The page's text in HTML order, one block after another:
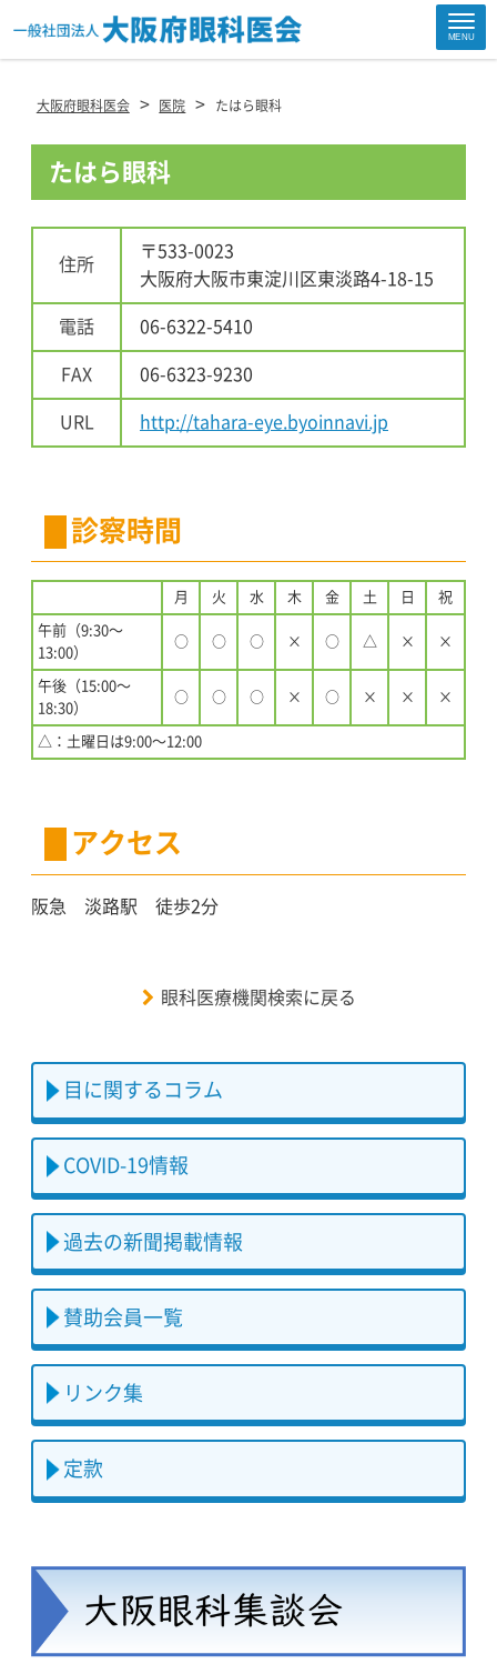
MENU
大阪府眼科医会 > 医院 > たはら眼科
たはら眼科
住所
〒533-0023
大阪府大阪市東淀川区東淡路4-18-15
電話 06-6322-5410
FAX 06-6323-9230
URL http://tahara-eye.byoinnavi.jp
診察時間
月 火 水 木 金 土 日 祝
午前（9:30〜
13:00）
○ ○ ○ × ○ △ × ×
午後（15:00〜
18:30）
○ ○ ○ × ○ × × ×
△：土曜日は9:00〜12:00
アクセス
阪急 淡路駅 徒歩2分
眼科医療機関検索に戻る
目に関するコラム
COVID-19情報
過去の新聞掲載情報
賛助会員一覧
リンク集
定款
Site
Footer